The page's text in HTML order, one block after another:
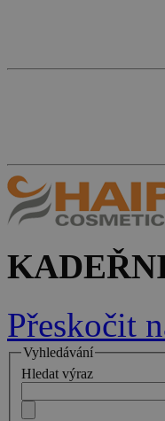
Přeskočit
Vyhledávání
Hledat výraz